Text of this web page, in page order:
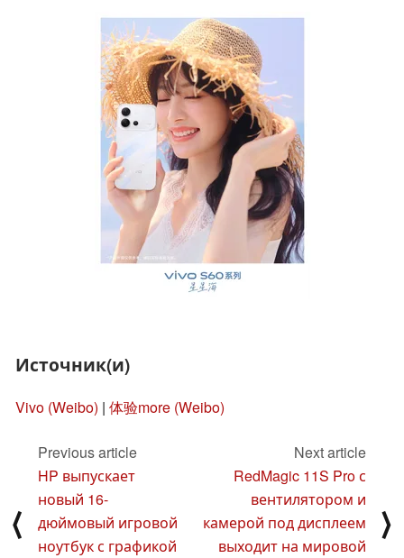
Источник(и)
Vivo (Weibo) | 体验more (Weibo)
⟨
Previous article
HP выпускает
новый 16-
дюймовый игровой
ноутбук с графикой
Next article
RedMagic 11S Pro с
вентилятором и
камерой под дисплеем
выходит на мировой
⟩